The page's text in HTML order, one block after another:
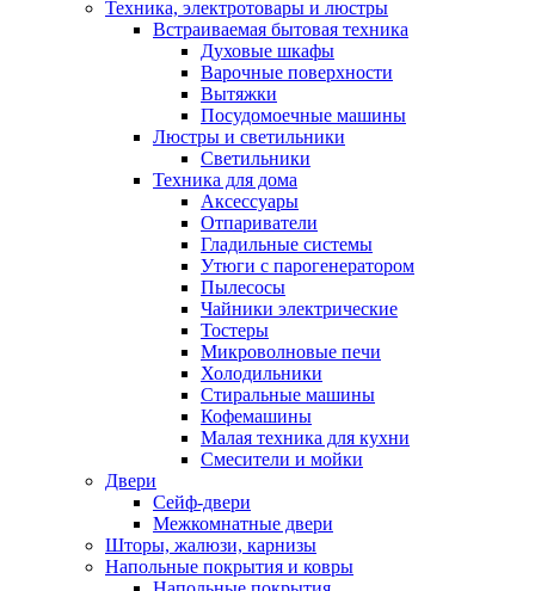
Техника, электротовары и люстры
Встраиваемая бытовая техника
Духовые шкафы
Варочные поверхности
Вытяжки
Посудомоечные машины
Люстры и светильники
Светильники
Техника для дома
Аксессуары
Отпариватели
Гладильные системы
Утюги с парогенератором
Пылесосы
Чайники электрические
Тостеры
Микроволновые печи
Холодильники
Стиральные машины
Кофемашины
Малая техника для кухни
Смесители и мойки
Двери
Сейф-двери
Межкомнатные двери
Шторы, жалюзи, карнизы
Напольные покрытия и ковры